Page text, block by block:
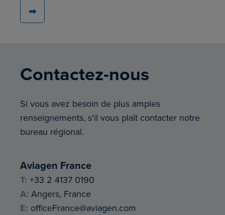
➡
Contactez-nous
Si vous avez besoin de plus amples
renseignements, s'il vous plaît contacter notre
bureau régional.
Aviagen France
T: +33 2 4137 0190
A: Angers, France
E: officeFrance@aviagen.com